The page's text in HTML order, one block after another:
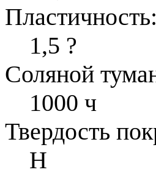
1,5 ?
Соляной
1000 ч
Твердость
H